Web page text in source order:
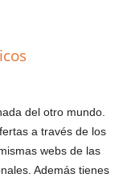
del otro mundo.
a través de los
webs de las
Además tienes